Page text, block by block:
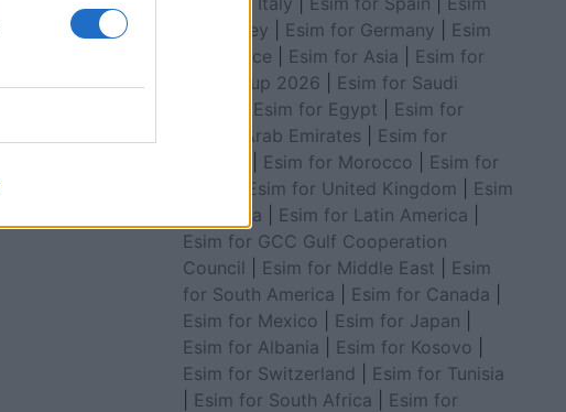
for Turkey
Esim for Germany
Esim
for Greece
Esim for Asia
Esim for
World Cup 2026
Esim for Saudi
Esim for Egypt
Esim for
United Arab Emirates
Esim for
Esim for Morocco
Esim for
Esim for United Kingdom
Esim
for Africa
Esim for Latin America
Esim for GCC Gulf Cooperation
Council
Esim for Middle East
Esim
for South America
Esim for Canada
Esim for Mexico
Esim for Japan
Esim for Albania
Esim for Kosovo
Esim for Switzerland
Esim for Tunisia
Esim for South Africa
Esim for